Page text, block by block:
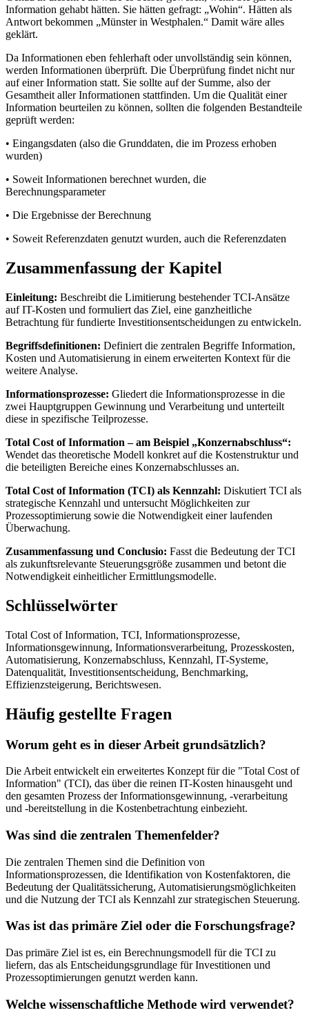
Information gehabt hätten. Sie hätten gefragt: „Wohin“. Hätten als
Antwort bekommen „Münster in Westphalen.“ Damit wäre alles
geklärt.
Da Informationen eben fehlerhaft oder unvollständig sein können,
werden Informationen überprüft. Die Überprüfung findet nicht nur
auf einer Information statt. Sie sollte auf der Summe, also der
Gesamtheit aller Informationen stattfinden. Um die Qualität einer
Information beurteilen zu können, sollten die folgenden Bestandteile
geprüft werden:
• Eingangsdaten (also die Grunddaten, die im Prozess erhoben
wurden)
• Soweit Informationen berechnet wurden, die
Berechnungsparameter
• Die Ergebnisse der Berechnung
• Soweit Referenzdaten genutzt wurden, auch die Referenzdaten
Zusammenfassung der Kapitel
Einleitung: Beschreibt die Limitierung bestehender TCI-Ansätze
auf IT-Kosten und formuliert das Ziel, eine ganzheitliche
Betrachtung für fundierte Investitionsentscheidungen zu entwickeln.
Begriffsdefinitionen: Definiert die zentralen Begriffe Information,
Kosten und Automatisierung in einem erweiterten Kontext für die
weitere Analyse.
Informationsprozesse: Gliedert die Informationsprozesse in die
zwei Hauptgruppen Gewinnung und Verarbeitung und unterteilt
diese in spezifische Teilprozesse.
Total Cost of Information – am Beispiel „Konzernabschluss“:
Wendet das theoretische Modell konkret auf die Kostenstruktur und
die beteiligten Bereiche eines Konzernabschlusses an.
Total Cost of Information (TCI) als Kennzahl: Diskutiert TCI als
strategische Kennzahl und untersucht Möglichkeiten zur
Prozessoptimierung sowie die Notwendigkeit einer laufenden
Überwachung.
Zusammenfassung und Conclusio: Fasst die Bedeutung der TCI
als zukunftsrelevante Steuerungsgröße zusammen und betont die
Notwendigkeit einheitlicher Ermittlungsmodelle.
Schlüsselwörter
Total Cost of Information, TCI, Informationsprozesse,
Informationsgewinnung, Informationsverarbeitung, Prozesskosten,
Automatisierung, Konzernabschluss, Kennzahl, IT-Systeme,
Datenqualität, Investitionsentscheidung, Benchmarking,
Effizienzsteigerung, Berichtswesen.
Häufig gestellte Fragen
Worum geht es in dieser Arbeit grundsätzlich?
Die Arbeit entwickelt ein erweitertes Konzept für die "Total Cost of
Information" (TCI), das über die reinen IT-Kosten hinausgeht und
den gesamten Prozess der Informationsgewinnung, -verarbeitung
und -bereitstellung in die Kostenbetrachtung einbezieht.
Was sind die zentralen Themenfelder?
Die zentralen Themen sind die Definition von
Informationsprozessen, die Identifikation von Kostenfaktoren, die
Bedeutung der Qualitätssicherung, Automatisierungsmöglichkeiten
und die Nutzung der TCI als Kennzahl zur strategischen Steuerung.
Was ist das primäre Ziel oder die Forschungsfrage?
Das primäre Ziel ist es, ein Berechnungsmodell für die TCI zu
liefern, das als Entscheidungsgrundlage für Investitionen und
Prozessoptimierungen genutzt werden kann.
Welche wissenschaftliche Methode wird verwendet?